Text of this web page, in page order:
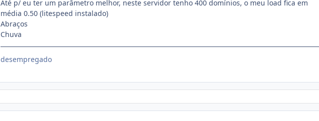
Até p/ eu ter um parâmetro melhor, neste servidor tenho 400 domínios, o meu load fica em
média 0.50 (litespeed instalado)
Abraços
Chuva
desempregado